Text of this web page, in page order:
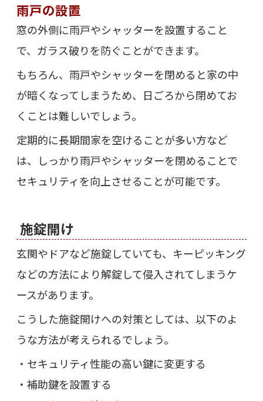
雨戸の設置
窓の外側に雨戸やシャッターを設置すること
で、ガラス破りを防ぐことができます。
もちろん、雨戸やシャッターを閉めると家の中
が暗くなってしまうため、日ごろから閉めてお
くことは難しいでしょう。
定期的に長期間家を空けることが多い方など
は、しっかり雨戸やシャッターを閉めることで
セキュリティを向上させることが可能です。
施錠開け
玄関やドアなど施錠していても、キーピッキング
などの方法により解錠して侵入されてしまうケ
ースがあります。
こうした施錠開けへの対策としては、以下のよ
うな方法が考えられるでしょう。
・セキュリティ性能の高い鍵に変更する
・補助鍵を設置する